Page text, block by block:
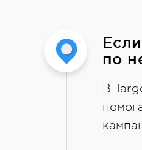
по
В